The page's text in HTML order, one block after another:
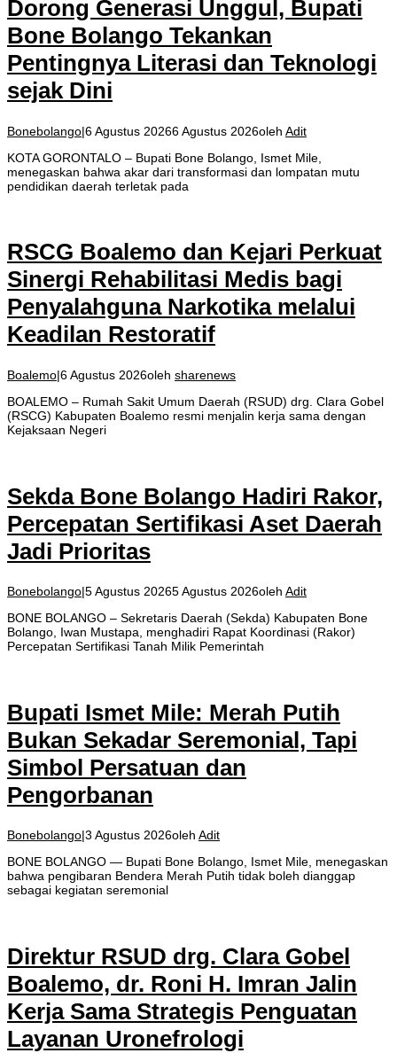
Dorong Generasi Unggul, Bupati
Bone Bolango Tekankan
Pentingnya Literasi dan Teknologi
sejak Dini
Bonebolango|6 Agustus 20266 Agustus 2026oleh Adit
KOTA GORONTALO – Bupati Bone Bolango, Ismet Mile,
menegaskan bahwa akar dari transformasi dan lompatan mutu
pendidikan daerah terletak pada
RSCG Boalemo dan Kejari Perkuat
Sinergi Rehabilitasi Medis bagi
Penyalahguna Narkotika melalui
Keadilan Restoratif
Boalemo|6 Agustus 2026oleh sharenews
BOALEMO – Rumah Sakit Umum Daerah (RSUD) drg. Clara Gobel
(RSCG) Kabupaten Boalemo resmi menjalin kerja sama dengan
Kejaksaan Negeri
Sekda Bone Bolango Hadiri Rakor,
Percepatan Sertifikasi Aset Daerah
Jadi Prioritas
Bonebolango|5 Agustus 20265 Agustus 2026oleh Adit
BONE BOLANGO – Sekretaris Daerah (Sekda) Kabupaten Bone
Bolango, Iwan Mustapa, menghadiri Rapat Koordinasi (Rakor)
Percepatan Sertifikasi Tanah Milik Pemerintah
​Bupati Ismet Mile: Merah Putih
Bukan Sekadar Seremonial, Tapi
Simbol Persatuan dan
Pengorbanan
Bonebolango|3 Agustus 2026oleh Adit
BONE BOLANGO — Bupati Bone Bolango, Ismet Mile, menegaskan
bahwa pengibaran Bendera Merah Putih tidak boleh dianggap
sebagai kegiatan seremonial
Direktur RSUD drg. Clara Gobel
Boalemo, dr. Roni H. Imran Jalin
Kerja Sama Strategis Penguatan
Layanan Uronefrologi